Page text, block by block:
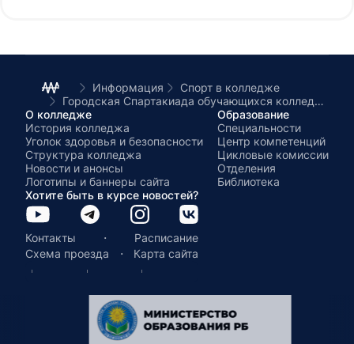
Информация
Спорт в колледже
Городская Спартакиада обучающихся колледжей-2026 по легкой атлетике среди юниоров и юниорок
О колледже
История колледжа
Уголок здоровья и безопасности
Структура колледжа
Новости и анонсы
Логотипы и баннеры сайта
Образование
Специальности
Центр компетенций
Цикловые комиссии
Отделения
Библиотека
Хотите быть в курсе новостей?
Контакты ·
Расписание
Схема проезда
· Карта сайта